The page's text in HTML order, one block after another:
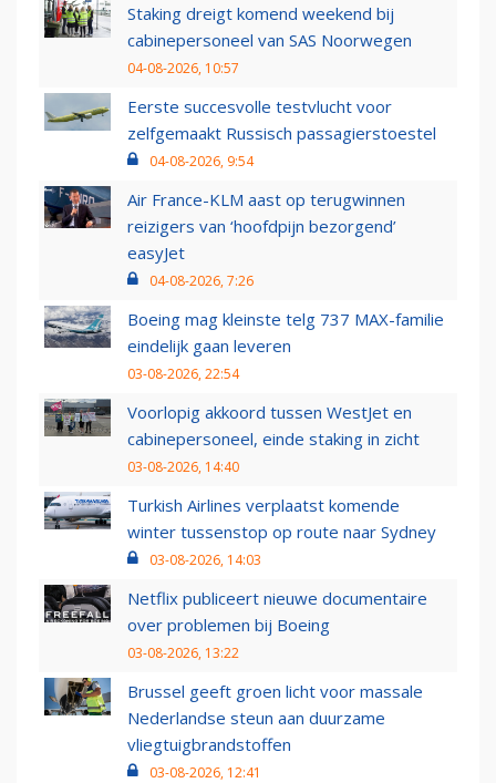
Staking dreigt komend weekend bij
cabinepersoneel van SAS Noorwegen
04-08-2026, 10:57
Eerste succesvolle testvlucht voor
zelfgemaakt Russisch passagierstoestel
04-08-2026, 9:54
Air France-KLM aast op terugwinnen
reizigers van ‘hoofdpijn bezorgend’
easyJet
04-08-2026, 7:26
Boeing mag kleinste telg 737 MAX-familie
eindelijk gaan leveren
03-08-2026, 22:54
Voorlopig akkoord tussen WestJet en
cabinepersoneel, einde staking in zicht
03-08-2026, 14:40
Turkish Airlines verplaatst komende
winter tussenstop op route naar Sydney
03-08-2026, 14:03
Netflix publiceert nieuwe documentaire
over problemen bij Boeing
03-08-2026, 13:22
Brussel geeft groen licht voor massale
Nederlandse steun aan duurzame
vliegtuigbrandstoffen
03-08-2026, 12:41